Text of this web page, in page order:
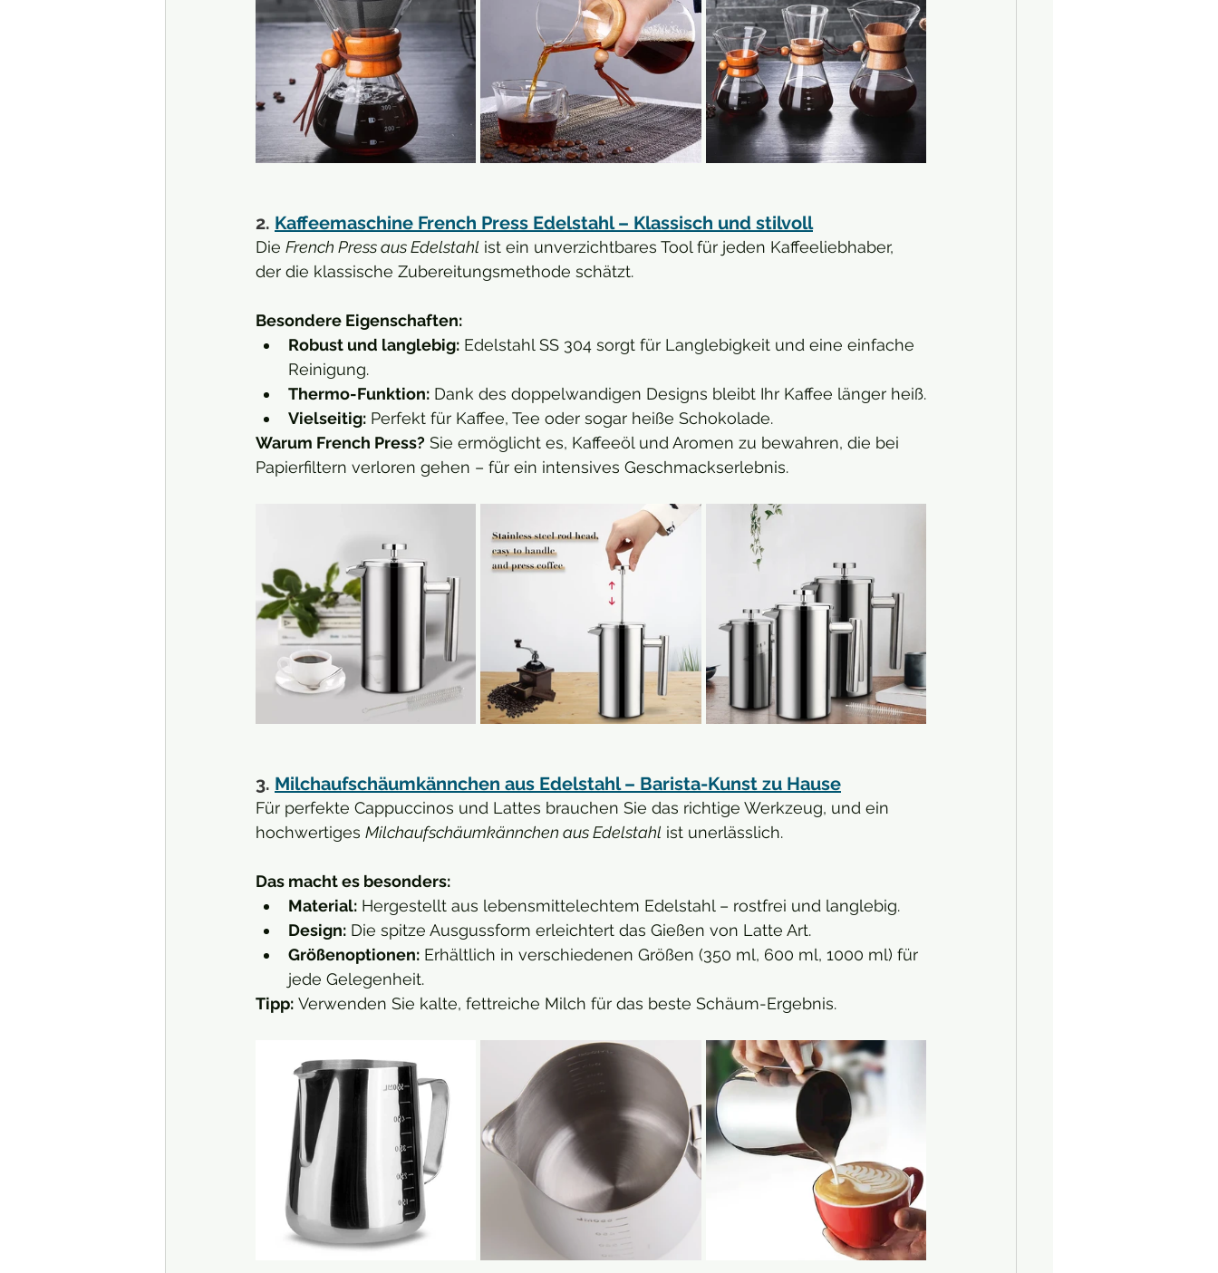
2. Kaffeemaschine French Press Edelstahl – Klassisch und stilvoll
Die French Press aus Edelstahl ist ein unverzichtbares Tool für jeden Kaffeeliebhaber,
der die klassische Zubereitungsmethode schätzt.
Besondere Eigenschaften:
Robust und langlebig: Edelstahl SS 304 sorgt für Langlebigkeit und eine einfache
Reinigung.
Thermo-Funktion: Dank des doppelwandigen Designs bleibt Ihr Kaffee länger heiß.
Vielseitig: Perfekt für Kaffee, Tee oder sogar heiße Schokolade.
Warum French Press? Sie ermöglicht es, Kaffeeöl und Aromen zu bewahren, die bei
Papierfiltern verloren gehen – für ein intensives Geschmackserlebnis.
3. Milchaufschäumkännchen aus Edelstahl – Barista-Kunst zu Hause
Für perfekte Cappuccinos und Lattes brauchen Sie das richtige Werkzeug, und ein
hochwertiges Milchaufschäumkännchen aus Edelstahl ist unerlässlich.
Das macht es besonders:
Material: Hergestellt aus lebensmittelechtem Edelstahl – rostfrei und langlebig.
Design: Die spitze Ausgussform erleichtert das Gießen von Latte Art.
Größenoptionen: Erhältlich in verschiedenen Größen (350 ml, 600 ml, 1000 ml) für
jede Gelegenheit.
Tipp: Verwenden Sie kalte, fettreiche Milch für das beste Schäum-Ergebnis.